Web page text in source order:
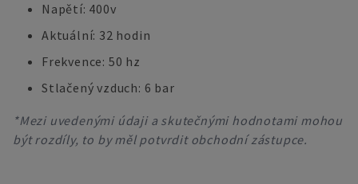
Napětí: 400v
Aktuální: 32 hodin
Frekvence: 50 hz
Stlačený vzduch: 6 bar
*Mezi uvedenými údaji a skutečnými hodnotami mohou
být rozdíly, to by měl potvrdit obchodní zástupce.